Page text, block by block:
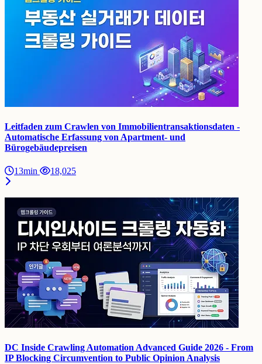
Leitfaden zum Crawlen von Immobilientransaktionsdaten -
Automatische Erfassung von Apartment- und
Bürogebäudepreisen
13min 18,025
DC Inside Crawling Automation Advanced Guide 2026 - From
IP Blocking Circumvention to Public Opinion Analysis